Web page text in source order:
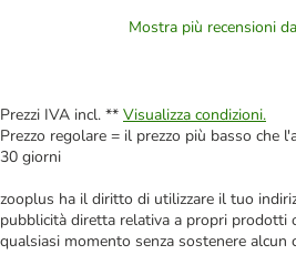
Mostra più recensioni
Prezzi IVA incl. ** Visualizza condizioni.
Prezzo regolare = il prezzo più basso che
30 giorni
zooplus ha il diritto di utilizzare il tuo
pubblicità diretta relativa a propri prodotti
qualsiasi momento senza sostenere alcun